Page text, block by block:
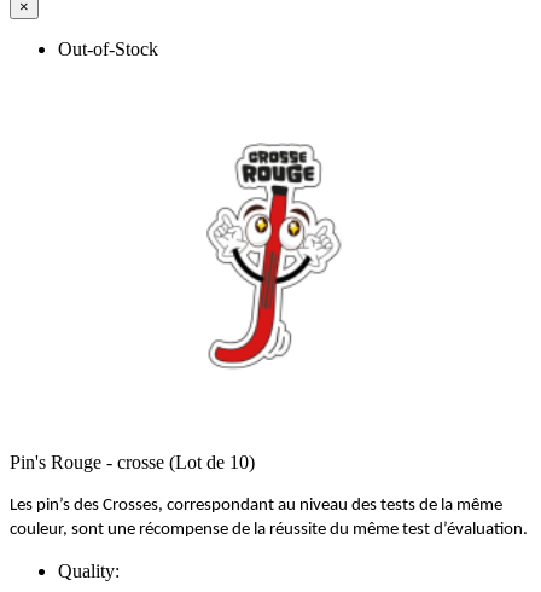
×
Out-of-Stock
Pin's Rouge - crosse (Lot de 10)
Les pin’s des Crosses, correspondant au niveau des tests de la même
couleur, sont une récompense de la réussite du même test d’évaluation.
Quality: